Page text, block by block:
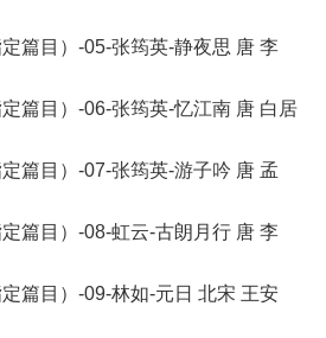
篇目）-05-张筠英-静夜思 唐 李
篇目）-06-张筠英-忆江南 唐 白居
篇目）-07-张筠英-游子吟 唐 孟
篇目）-08-虹云-古朗月行 唐 李
篇目）-09-林如-元日 北宋 王安